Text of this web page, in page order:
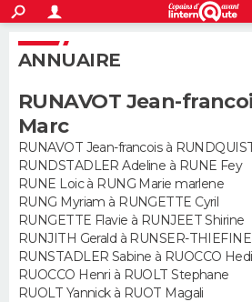
ACTUALITÉS
Politique
Société
Faits Divers
Education
Monde
Villes
+
SPORT
Coupe du monde 2026
Football
Tennis
Cyclisme
Rugby
Forum
CULTURE
Programme TV
TNTStreaming
Cinéma
Sorties cinéma
Musique
+
FINANCE
Retraite
Impôts
Epargne
Immobilier
Risques naturels par ville
Banque
Assurance
Crédit
AUTO
Essais
Réserver un essai
Citadines
Berlines
SUV
Forum auto
+
HIGH-TECH
Mobiles
Meilleur smartphone
Internet
Ordinateurs
Jeux vidéo
Guide high-tech
+
BRICOLAGE
S'inscrire
Connexion
ANNUAIRE
RUNAVOT Jean-
Marc
RUNAVOT Jean-francois à
RUNDSTADLER Adeline à RUNE Fey
RUNE Loic à RUNG Marie marlene
RUNG Myriam à RUNGETTE Cyril
RUNGETTE Flavie à RUNJEET Shirine
RUNJITH Gerald à RUNSER-
RUNSTADLER Sabine à RUOCCO Hedi
RUOCCO Henri à RUOLT Stephane
RUOLT Yannick à RUOT Magali